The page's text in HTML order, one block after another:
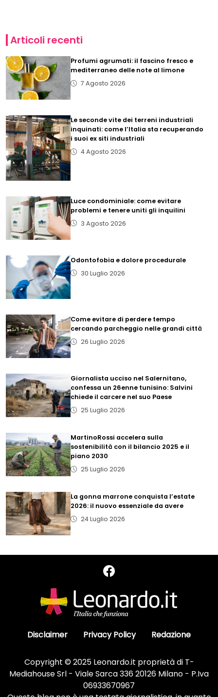
Articoli recenti
Profumi agrumati: il fascino fresco e
mediterraneo delle note al limone
7 Agosto 2026
Le seconde vite dei terreni industriali
inquinati: come l’Italia sta recuperando
i suoi ex siti industriali
4 Agosto 2026
Luce condominiale: come evitare
problemi e tenere uniti gli inquilini
3 Agosto 2026
Odontofobia e dolore procedurale
30 Luglio 2026
Come evitare di perdere tempo
cercando parcheggio nelle grandi città
26 Luglio 2026
Giornalista ucciso nel Salernitano,
confessa un 26enne tunisino: Salvini
chiede il carcere nel suo Paese
25 Luglio 2026
MartinoRossi accelera sulla
sostenibilità con il bilancio 2025 e il
piano 2030
25 Luglio 2026
La gonna marrone conquista l’estate
2026: il nuovo essenziale da avere
24 Luglio 2026
Disclaimer Privacy Policy Redazione
Copyright © 2025 Leonardo.it proprietà di T-
Mediahouse Srl - Viale Sarca 336 20126 Milano - P.Iva
06933670967